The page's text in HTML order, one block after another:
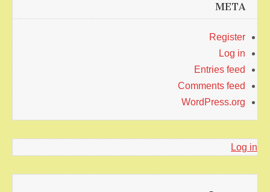
META
Register
Log in
Entries feed
Comments feed
WordPress.org
Log in